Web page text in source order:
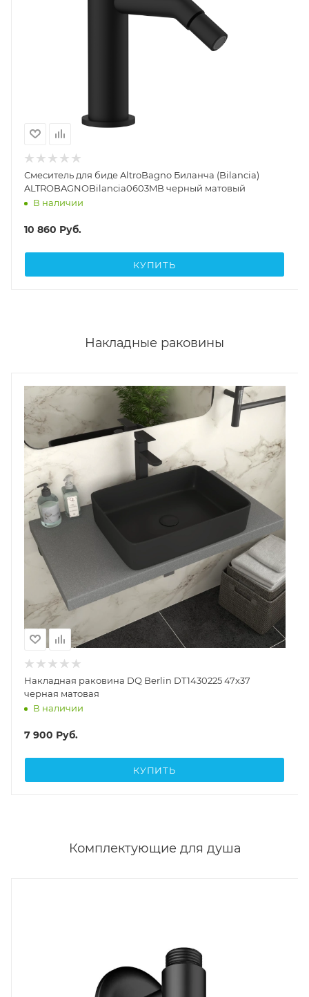
Смеситель для биде AltroBagno Биланча (Bilancia)
ALTROBAGNOBilancia0603MB черный матовый
В наличии
10 860 Руб.
КУПИТЬ
Накладные раковины
Накладная раковина DQ Berlin DT1430225 47x37
черная матовая
В наличии
7 900 Руб.
КУПИТЬ
Комплектующие для душа